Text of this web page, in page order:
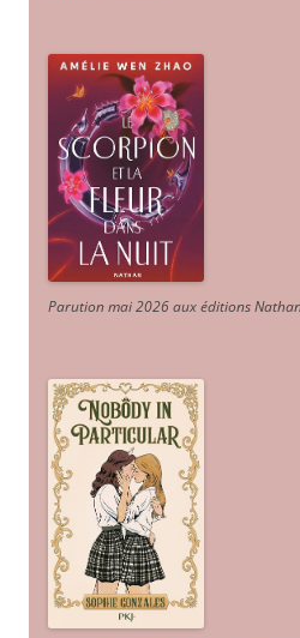
Parution mai 2026 aux éditions